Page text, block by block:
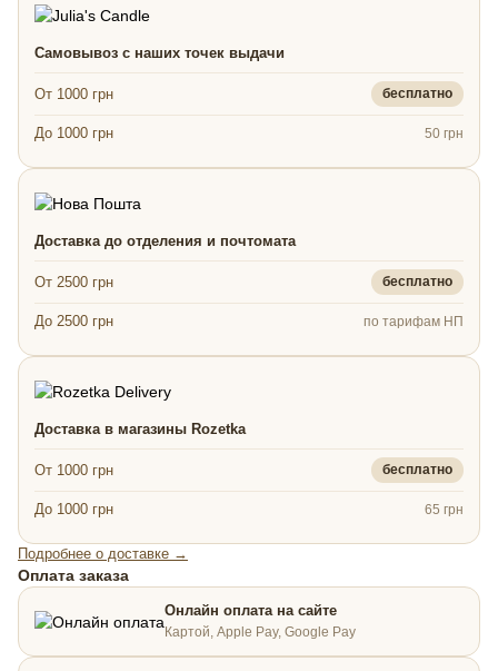
Самовывоз с наших точек выдачи
От 1000 грн бесплатно
До 1000 грн 50 грн
Доставка до отделения и почтомата
От 2500 грн бесплатно
До 2500 грн по тарифам НП
Доставка в магазины Rozetka
От 1000 грн бесплатно
До 1000 грн 65 грн
Подробнее о доставке →
Оплата заказа
Онлайн оплата на сайте
Картой, Apple Pay, Google Pay